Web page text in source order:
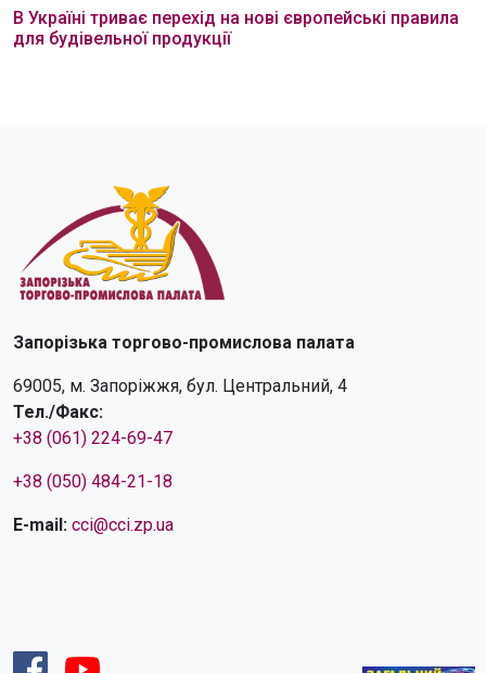
В Україні триває перехід на нові європейські правила
для будівельної продукції
Запорізька торгово-промислова палата
69005, м. Запоріжжя, бул. Центральний, 4
Тел./Факс:
+38 (061) 224-69-47
+38 (050) 484-21-18
E-mail: cci@cci.zp.ua